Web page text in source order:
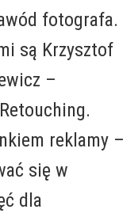
fotografa.
są Krzysztof
–
reklamy –
się w
dla